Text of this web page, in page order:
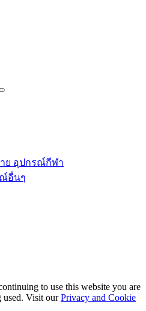
าย อุปกรณ์กีฬา
ณ์อื่นๆ
to use this website you are
used. Visit ourPrivacy and Cookie